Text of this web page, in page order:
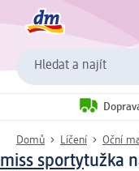
Hledat a najít
Domů Líčení Oční
miss sportytužka